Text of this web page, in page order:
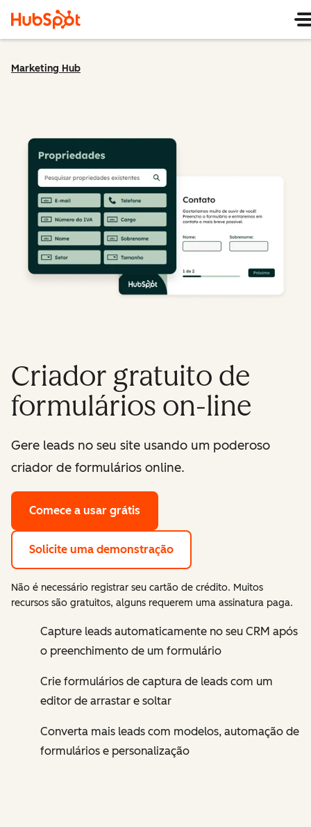
Marketing Hub
Criador gratuito de
formulários on-line
Gere leads no seu site usando um poderoso
criador de formulários online.
Comece a usar grátis
Solicite uma demonstração
Não é necessário registrar seu cartão de crédito. Muitos
recursos são gratuitos, alguns requerem uma assinatura paga.
Capture leads automaticamente no seu CRM após
o preenchimento de um formulário
Crie formulários de captura de leads com um
editor de arrastar e soltar
Converta mais leads com modelos, automação de
formulários e personalização